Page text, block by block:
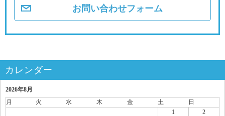
お問い合わせフォーム
カレンダー
2026年8月
月
火 水 木 金 土
日
1
2